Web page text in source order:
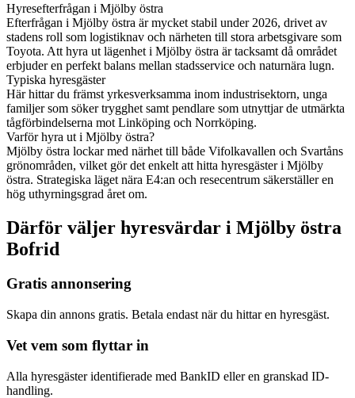
Hyresefterfrågan i Mjölby östra
Efterfrågan i Mjölby östra är mycket stabil under 2026, drivet av
stadens roll som logistiknav och närheten till stora arbetsgivare som
Toyota. Att hyra ut lägenhet i Mjölby östra är tacksamt då området
erbjuder en perfekt balans mellan stadsservice och naturnära lugn.
Typiska hyresgäster
Här hittar du främst yrkesverksamma inom industrisektorn, unga
familjer som söker trygghet samt pendlare som utnyttjar de utmärkta
tågförbindelserna mot Linköping och Norrköping.
Varför hyra ut i Mjölby östra?
Mjölby östra lockar med närhet till både Vifolkavallen och Svartåns
grönområden, vilket gör det enkelt att hitta hyresgäster i Mjölby
östra. Strategiska läget nära E4:an och resecentrum säkerställer en
hög uthyrningsgrad året om.
Därför väljer hyresvärdar i Mjölby östra
Bofrid
Gratis annonsering
Skapa din annons gratis. Betala endast när du hittar en hyresgäst.
Vet vem som flyttar in
Alla hyresgäster identifierade med BankID eller en granskad ID-
handling.